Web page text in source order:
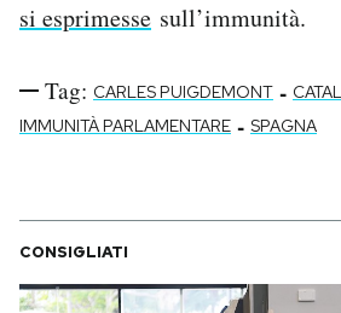
si esprimesse sull’immunità.
Tag: CARLES PUIGDEMONT -
IMMUNITÀ PARLAMENTARE - SPAGNA
CONSIGLIATI